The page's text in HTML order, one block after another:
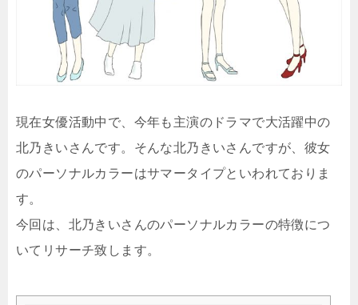
現在女優活動中で、今年も主演のドラマで大活躍中の
北乃きいさんです。そんな北乃きいさんですが、彼女
のパーソナルカラーはサマータイプといわれておりま
す。
今回は、北乃きいさんのパーソナルカラーの特徴につ
いてリサーチ致します。